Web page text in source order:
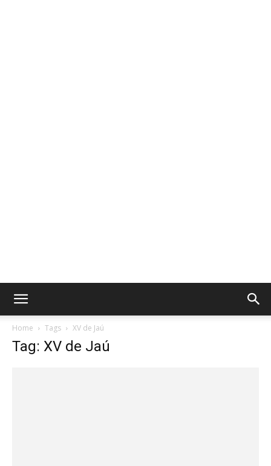
Home Tags XV de Jaú
Tag: XV de Jaú